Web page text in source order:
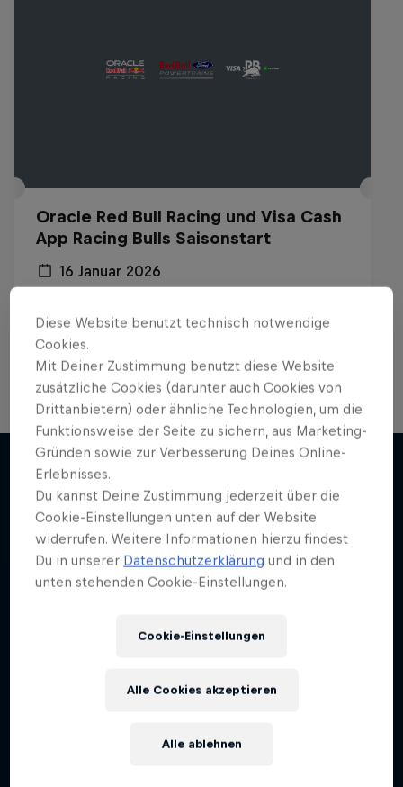
Oracle Red Bull Racing und Visa Cash
App Racing Bulls Saisonstart
16 Januar 2026
Weiter geht´s hier
Diese Website benutzt technisch notwendige
Cookies.
Mit Deiner Zustimmung benutzt diese Website
zusätzliche Cookies (darunter auch Cookies von
Drittanbietern) oder ähnliche Technologien, um die
Funktionsweise der Seite zu sichern, aus Marketing-
Gründen sowie zur Verbesserung Deines Online-
Erlebnisses.
Du kannst Deine Zustimmung jederzeit über die
Cookie-Einstellungen unten auf der Website
widerrufen. Weitere Informationen hierzu findest
Du in unserer Datenschutzerklärung und in den
unten stehenden Cookie-Einstellungen.
Cookie-Einstellungen
Alle ablehnen
Alle Cookies akzeptieren